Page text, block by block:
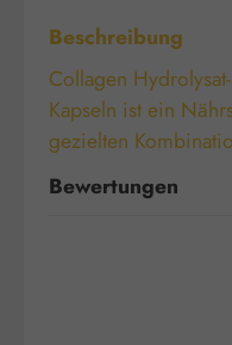
Beschreibung
Collagen
Kapseln ist ein
gezielten
Bewertungen